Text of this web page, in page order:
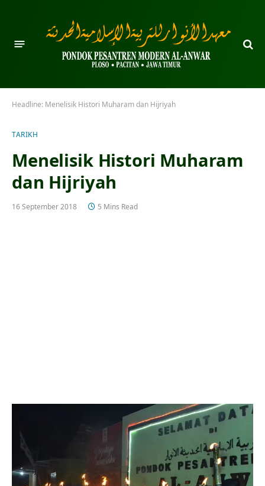
Headline: Menelisik Histori Muharam dan Hijriyah
TARIKH
Menelisik Histori Muharam
dan Hijriyah
16 September 2018 5 Mins Read